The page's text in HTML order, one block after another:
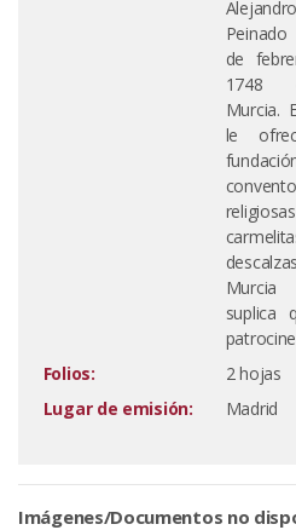
Alejandro
de
1748
Murcia.
le
religiosas
suplica
Folios:
2 hojas
Lugar de emisión:
Madrid
Imágenes/Documentos no